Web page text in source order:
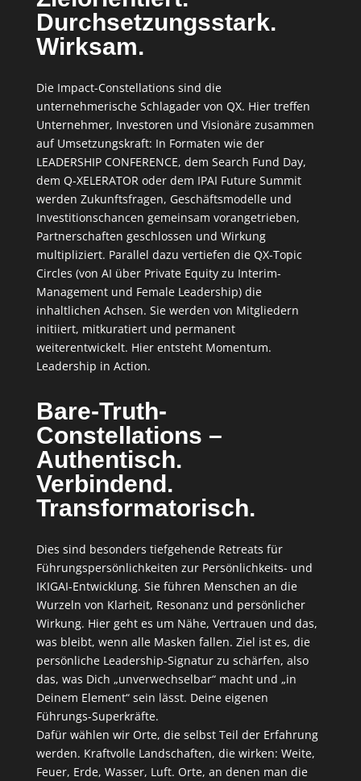
Durchsetzungsstark.
Wirksam.
Die Impact-Constellations sind die
unternehmerische Schlagader von QX. Hier treffen
Unternehmer, Investoren und Visionäre zusammen
auf Umsetzungskraft: In Formaten wie der
LEADERSHIP CONFERENCE, dem Search Fund Day,
dem Q-XELERATOR oder dem IPAI Future Summit
werden Zukunftsfragen, Geschäftsmodelle und
Investitionschancen gemeinsam vorangetrieben,
Partnerschaften geschlossen und Wirkung
multipliziert. Parallel dazu vertiefen die QX-Topic
Circles (von AI über Private Equity zu Interim-
Management und Female Leadership) die
inhaltlichen Achsen. Sie werden von Mitgliedern
initiiert, mitkuratiert und permanent
weiterentwickelt. Hier entsteht Momentum.
Leadership in Action.
Bare-Truth-
Constellations –
Authentisch.
Verbindend.
Transformatorisch.
Dies sind besonders tiefgehende Retreats für
Führungspersönlichkeiten zur Persönlichkeits- und
IKIGAI-Entwicklung. Sie führen Menschen an die
Wurzeln von Klarheit, Resonanz und persönlicher
Wirkung. Hier geht es um Nähe, Vertrauen und das,
was bleibt, wenn alle Masken fallen. Ziel ist es, die
persönliche Leadership-Signatur zu schärfen, also
das, was Dich „unverwechselbar“ macht und „in
Deinem Element“ sein lässt. Deine eigenen
Führungs-Superkräfte.
Dafür wählen wir Orte, die selbst Teil der Erfahrung
werden. Kraftvolle Landschaften, die wirken: Weite,
Feuer, Erde, Wasser, Luft. Orte, an denen man die